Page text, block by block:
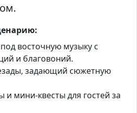
восточную музыку с
и благовоний.
задающий сюжетную
и мини-квесты для гостей за